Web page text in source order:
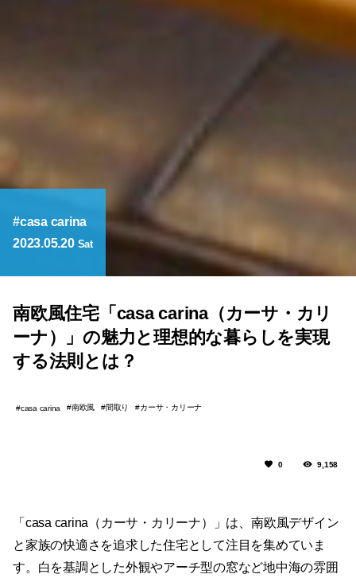
casa carina
2023.05.20 Sat
南欧風住宅「casa carina（カーサ・カリ
ーナ）」の魅力と理想的な暮らしを実現
する法則とは？
casa carina 南欧風 間取り カーサ・カリーナ
0 9,158
「casa carina（カーサ・カリーナ）」は、南欧風デザイン
と家族の快適さを追求した住宅として注目を集めていま
す。白を基調とした外観やアーチ型の窓など地中海の雰囲